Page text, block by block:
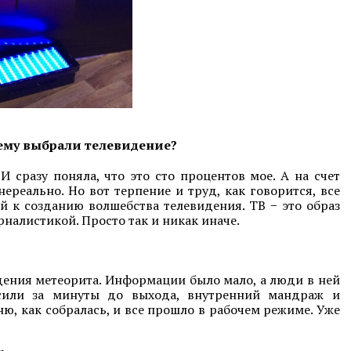
выбрали телевидение?
поняла, что это сто процентов мое. А на счет
Но вот терпение и труд, как говорится, все
созданию волшебства телевидения. ТВ − это образ
Просто так и никак иначе.
метеорита. Информации было мало, а люди в ней
за минуты до выхода, внутренний мандраж и
как собралась, и все прошло в рабочем режиме. Уже